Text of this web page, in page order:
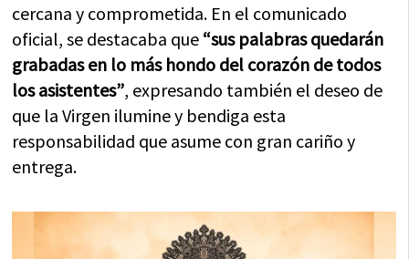
cercana y comprometida. En el comunicado
oficial, se destacaba que “sus palabras quedarán
grabadas en lo más hondo del corazón de todos
los asistentes”, expresando también el deseo de
que la Virgen ilumine y bendiga esta
responsabilidad que asume con gran cariño y
entrega.